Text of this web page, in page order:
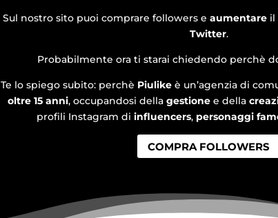
Sul nostro sito puoi comprare followers e aumentareil
Twitter.
Probabilmente ora ti starai chiedendo perchè
Te lo spiego subito: perchè Piulike è un’agenzia di
oltre 15 anni, occupandosi della gestionee della
profili Instagram di influencers, personaggi
COMPRA FOLLOWERS